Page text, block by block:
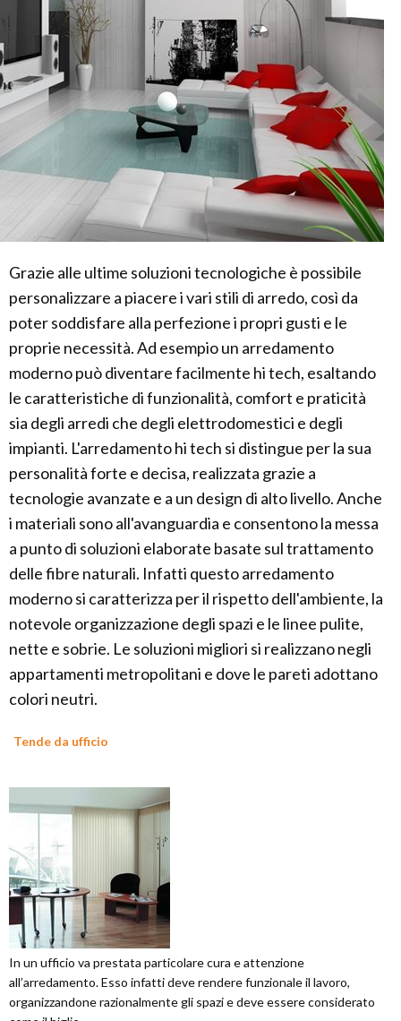
Grazie alle ultime soluzioni tecnologiche è possibile
personalizzare a piacere i vari stili di arredo, così da
poter soddisfare alla perfezione i propri gusti e le
proprie necessità. Ad esempio un arredamento
moderno può diventare facilmente hi tech, esaltando
le caratteristiche di funzionalità, comfort e praticità
sia degli arredi che degli elettrodomestici e degli
impianti. L'arredamento hi tech si distingue per la sua
personalità forte e decisa, realizzata grazie a
tecnologie avanzate e a un design di alto livello. Anche
i materiali sono all'avanguardia e consentono la messa
a punto di soluzioni elaborate basate sul trattamento
delle fibre naturali. Infatti questo arredamento
moderno si caratterizza per il rispetto dell'ambiente, la
notevole organizzazione degli spazi e le linee pulite,
nette e sobrie. Le soluzioni migliori si realizzano negli
appartamenti metropolitani e dove le pareti adottano
colori neutri.
Tende da ufficio
In un ufficio va prestata particolare cura e attenzione
all’arredamento. Esso infatti deve rendere funzionale il lavoro,
organizzandone razionalmente gli spazi e deve essere considerato